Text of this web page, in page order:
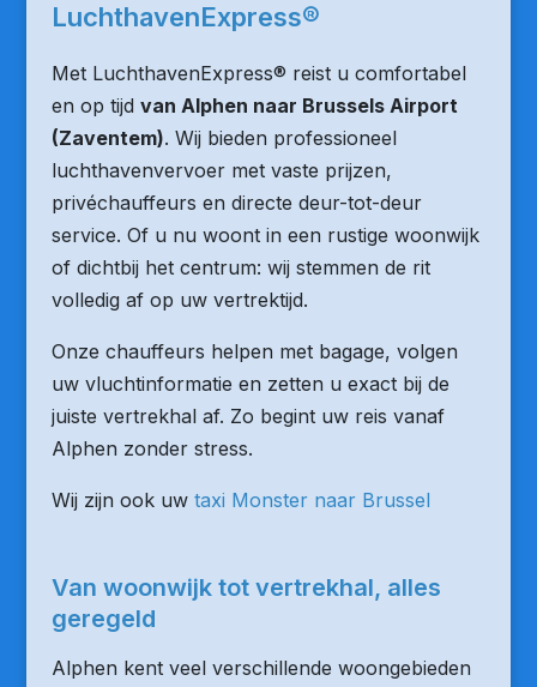
LuchthavenExpress®
Met LuchthavenExpress® reist u comfortabel
en op tijd van Alphen naar Brussels Airport
(Zaventem). Wij bieden professioneel
luchthavenvervoer met vaste prijzen,
privéchauffeurs en directe deur-tot-deur
service. Of u nu woont in een rustige woonwijk
of dichtbij het centrum: wij stemmen de rit
volledig af op uw vertrektijd.
Onze chauffeurs helpen met bagage, volgen
uw vluchtinformatie en zetten u exact bij de
juiste vertrekhal af. Zo begint uw reis vanaf
Alphen zonder stress.
Wij zijn ook uw taxi Monster naar Brussel
Van woonwijk tot vertrekhal, alles
geregeld
Alphen kent veel verschillende woongebieden